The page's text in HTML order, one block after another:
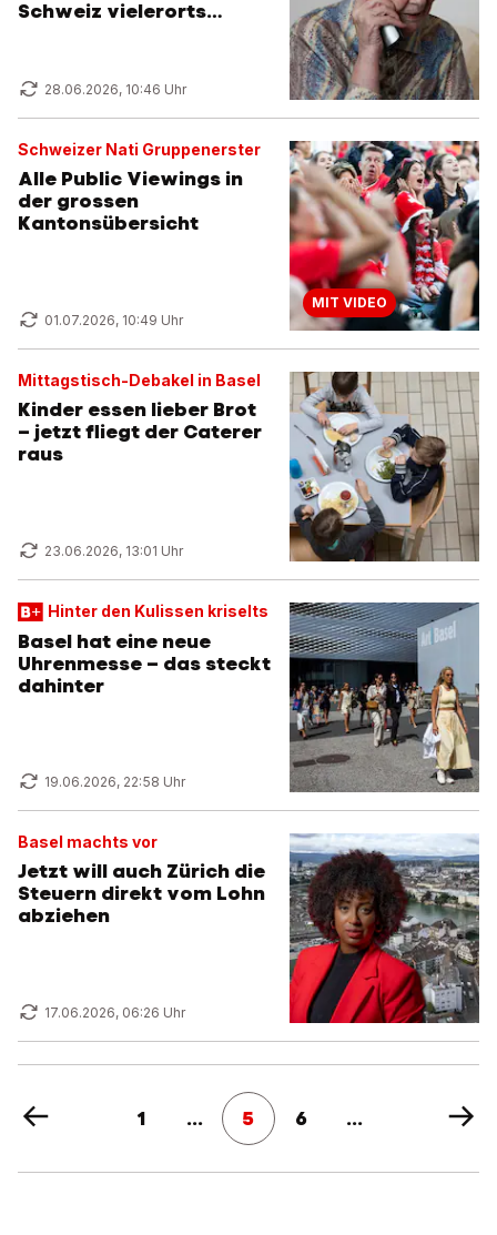
Schweiz vielerorts
28.06.2026, 10:46 Uhr
Schweizer Nati Gruppenerster
Alle Public Viewings in
der grossen
Kantonsübersicht
01.07.2026, 10:49 Uhr
MIT VIDEO
Mittagstisch-Debakel in Basel
Kinder essen lieber Brot
– jetzt fliegt der Caterer
raus
23.06.2026, 13:01 Uhr
Hinter den Kulissen kriselts
Basel hat eine neue
Uhrenmesse – das steckt
dahinter
19.06.2026, 22:58 Uhr
Basel machts vor
Jetzt will auch Zürich die
Steuern direkt vom Lohn
abziehen
17.06.2026, 06:26 Uhr
1 ... 5 6 ...